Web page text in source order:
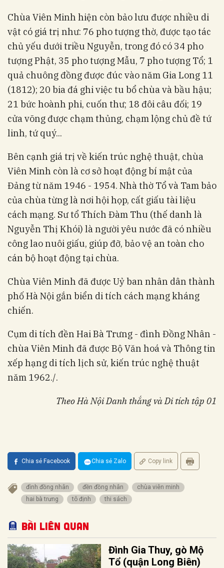
Chùa Viên Minh hiện còn bảo lưu được nhiều di
vật có giá trị như: 76 pho tượng thờ, được tạo tác
chủ yếu dưới triều Nguyễn, trong đó có 34 pho
tượng Phật, 35 pho tượng Mẫu, 7 pho tượng Tổ; 1
quả chuông đồng được đúc vào năm Gia Long 11
(1812); 20 bia đá ghi việc tu bổ chùa và bầu hậu;
21 bức hoành phi, cuốn thư; 18 đôi câu đối; 19
cửa võng được chạm thủng, chạm lộng chủ đề tứ
linh, tứ quý...
Bên cạnh giá trị về kiến trúc nghệ thuật, chùa
Viên Minh còn là cơ sở hoạt động bí mật của
Đảng từ năm 1946 - 1954. Nhà thờ Tổ và Tam bảo
của chùa từng là nơi hội họp, cất giấu tài liệu
cách mạng. Sư tổ Thích Đàm Thu (thế danh là
Nguyễn Thị Khói) là người yêu nước đã có nhiều
công lao nuôi giấu, giúp đỡ, bảo vệ an toàn cho
cán bộ hoạt động tại chùa.
Chùa Viên Minh đã được Uỷ ban nhân dân thành
phố Hà Nội gắn biển di tích cách mạng kháng
chiến.
Cụm di tích đền Hai Bà Trưng - đình Đồng Nhân -
chùa Viên Minh đã được Bộ Văn hoá và Thông tin
xếp hạng di tích lịch sử, kiến trúc nghệ thuật
năm 1962./.
Theo Hà Nội Danh thắng và Di tích tập 01
Chia sẻ Facebook Chia sẻ Zalo Copy link
đình đồng nhân đền đồng nhân
chùa viên minh
hai bà trưng
tô định thi sách
Bài liên quan
Đình Gia Thuy, gò Mộ
Tổ (quận Long Biên)